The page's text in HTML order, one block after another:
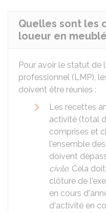
Quelles sont les
loueur en
Pour avoir le statut de
professionnel (LMP),
doivent être réunies :
Les recettes
activité (total
comprises et
l'ensemble
doivent
civile. Cela
clôture de
en cours
d'activité en